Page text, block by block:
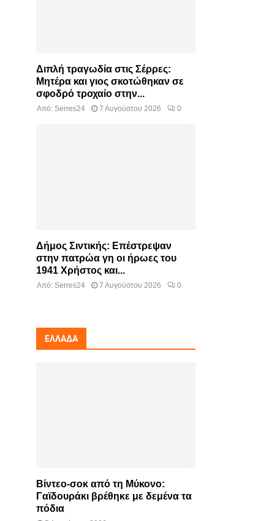
Διπλή τραγωδία στις Σέρρες:
Μητέρα και γιος σκοτώθηκαν σε
σφοδρό τροχαίο στην...
Από: Serres24 7 Αυγούστου 2026 0
Δήμος Σιντικής: Επέστρεψαν
στην πατρώα γη οι ήρωες του
1941 Χρήστος και...
Από: Serres24 7 Αυγούστου 2026 0
ΕΛΛΆΔΑ
Βίντεο-σοκ από τη Μύκονο:
Γαϊδουράκι βρέθηκε με δεμένα τα
πόδια